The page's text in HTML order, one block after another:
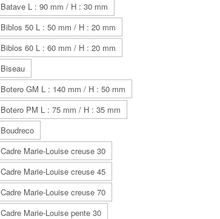
Batave L : 90 mm / H : 30 mm
Biblos 50 L : 50 mm / H : 20 mm
Biblos 60 L : 60 mm / H : 20 mm
Biseau
Botero GM L : 140 mm / H : 50 mm
Botero PM L : 75 mm / H : 35 mm
Boudreco
Cadre Marie-Louise creuse 30
Cadre Marie-Louise creuse 45
Cadre Marie-Louise creuse 70
Cadre Marie-Louise pente 30